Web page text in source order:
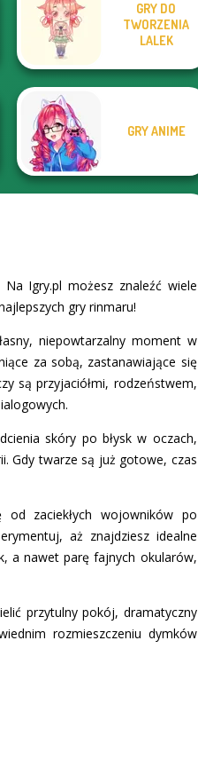
Fantasy Fortune
Teller
Manga Creator
Vampire Hunter
P...
GRY DO
TWORZENIA
LALEK
GRY ANIME
Igry.pl możesz znaleźć wiele
gry rinmaru!
niepowtarzalny moment w
za sobą, zastanawiające się
są przyjaciółmi, rodzeństwem,
skóry po błysk w oczach,
Gdy twarze są już gotowe, czas
zaciekłych wojowników po
aż znajdziesz idealne
a nawet parę fajnych okularów,
przytulny pokój, dramatyczny
rozmieszczeniu dymków